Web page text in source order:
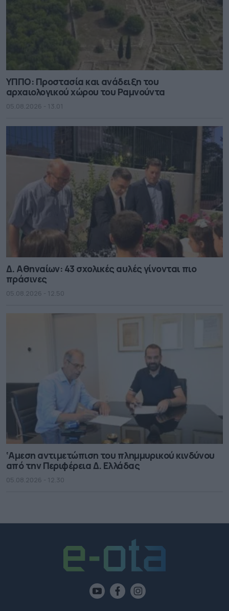
ΥΠΠΟ: Προστασία και ανάδειξη του
αρχαιολογικού χώρου του Ραμνούντα
05.08.2026 - 13.01
Δ. Αθηναίων: 43 σχολικές αυλές γίνονται πιο
πράσινες
05.08.2026 - 12.50
‘Αμεση αντιμετώπιση του πλημμυρικού κινδύνου
από την Περιφέρεια Δ. Ελλάδας
05.08.2026 - 12.30